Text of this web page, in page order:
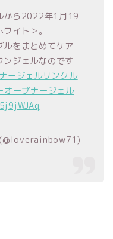
から2022年1月19
イト＞。
をまとめてケア
ンジェルなのです
ージェルリンクル
ープナージェル